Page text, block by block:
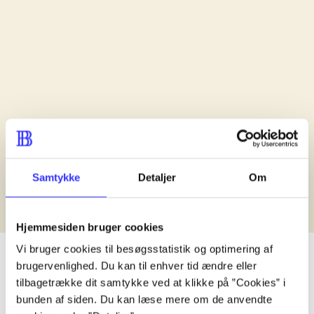
Samtykke Detaljer Om
Hjemmesiden bruger cookies
Vi bruger cookies til besøgsstatistik og optimering af
brugervenlighed. Du kan til enhver tid ændre eller
tilbagetrække dit samtykke ved at klikke på ”Cookies” i
bunden af siden. Du kan læse mere om de anvendte
Læsetid: min.
lorem ipsum dolor sit amet ...
Nyhed
lorem ipsum dolor sit amet ...